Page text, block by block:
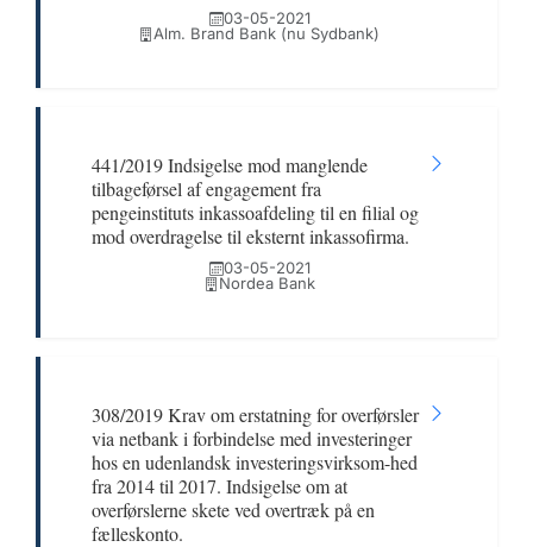
03-05-2021
Alm. Brand Bank (nu Sydbank)
441/2019 Indsigelse mod manglende
tilbageførsel af engagement fra
pengeinstituts inkassoafdeling til en filial og
mod overdragelse til eksternt inkassofirma.
03-05-2021
Nordea Bank
308/2019 Krav om erstatning for overførsler
via netbank i forbindelse med investeringer
hos en udenlandsk investeringsvirksom-hed
fra 2014 til 2017. Indsigelse om at
overførslerne skete ved overtræk på en
fælleskonto.